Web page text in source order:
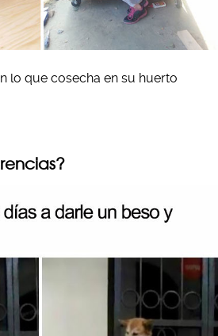
lo que cosecha en su huerto